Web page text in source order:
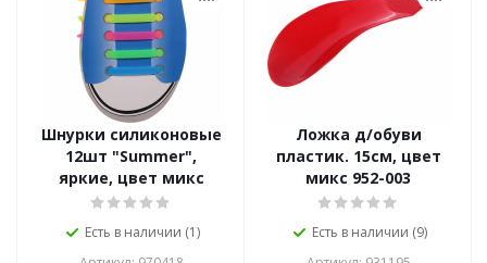
Шнурки силиконовые
12шт "Summer",
яркие, цвет микс
Есть в наличии (1)
Ложка д/обуви
пластик. 15см, цвет
микс 952-003
Есть в наличии (9)